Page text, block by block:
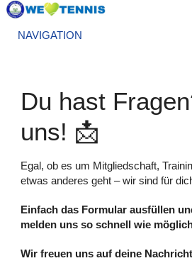
NAVIGATION
Du hast
uns! 📩
Egal, ob es um Mitgliedschaft,
etwas anderes geht – wir sind für
Einfach das Formular ausfüllen
melden uns so schnell wie
Wir freuen uns auf deine